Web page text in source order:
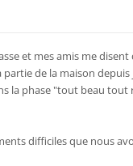
et mes amis me
de la maison depuis
la phase "tout beau tout
difficiles que nous